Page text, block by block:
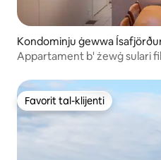
Kondominju ġewwa
Appartament b' żewġ sulari
Favorit tal-klijenti
Favorit tal-klijenti